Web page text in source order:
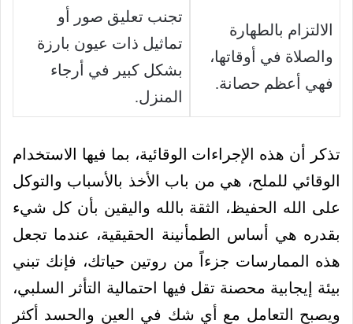
الالتزام بالطهارة
والصلاة في أوقاتها،
فهي أعظم حصانة.
تجنب تعليق صور أو
تماثيل ذات عيون بارزة
بشكل كبير في أرجاء
المنزل.
تذكر أن هذه الإجراءات الوقائية، بما فيها الاستخدام
الوقائي للملح، هي من باب الأخذ بالأسباب والتوكل
على الله الحفيظ، الثقة بالله واليقين بأن كل شيء
بقدره هي أساس الطمأنينة الحقيقية، عندما تجعل
هذه الممارسات جزءاً من روتين حياتك، فإنك تبني
بيئة إيجابية محصنة تقل فيها احتمالية التأثر السلبي،
ويصبح التعامل مع أي شك في العين والحسد أكثر